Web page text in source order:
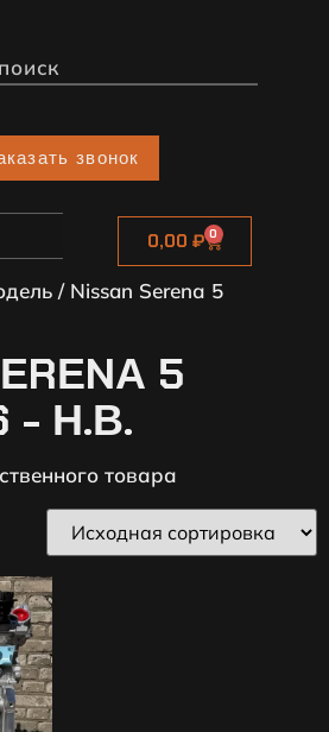
звонок
0,00 ₽ 0
/ Nissan Sеrеnа 5
5
- Н.В.
товара